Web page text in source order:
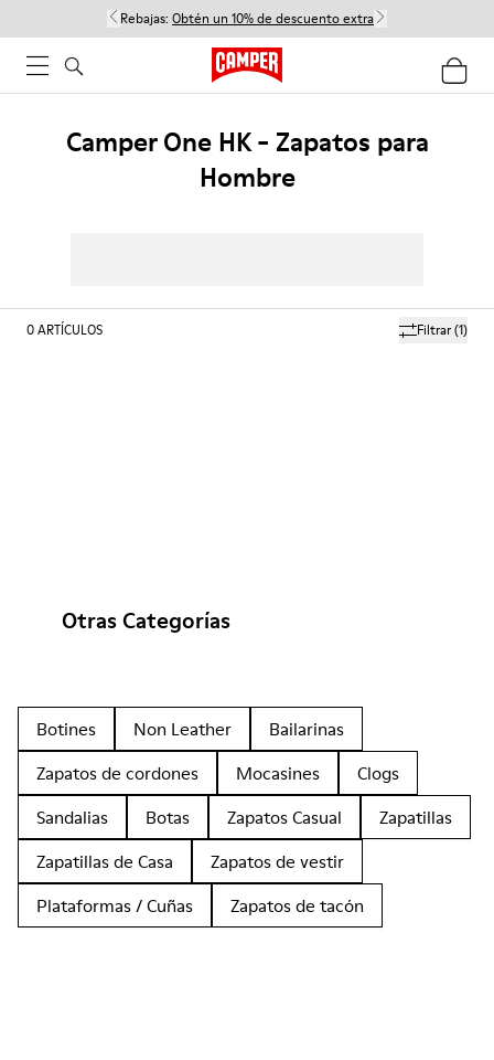
Rebajas: Obtén un 10% de descuento extra
Camper One HK - Zapatos para
Hombre
Filtrar(1)
0ARTÍCULOS
Otras Categorías
Botines Non Leather
Bailarinas
Zapatos de cordones
Mocasines
Clogs
Sandalias
Botas Zapatos Casual
Zapatillas
Zapatillas de Casa
Zapatos de vestir
Plataformas / Cuñas
Zapatos de tacón